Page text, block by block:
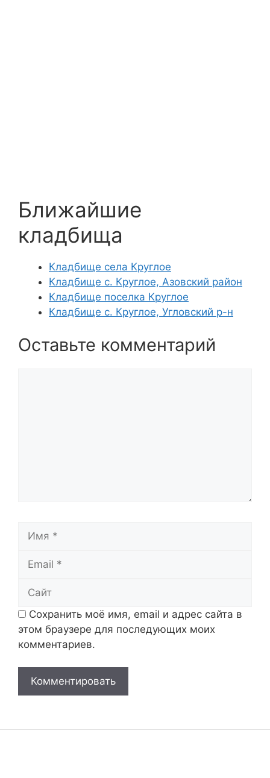
Ближайшие
кладбища
Кладбище села Круглое
Кладбище с. Круглое, Азовский район
Кладбище поселка Круглое
Кладбище с. Круглое, Угловский р-н
Оставьте комментарий
Сохранить моё имя, email и адрес сайта в
этом браузере для последующих моих
комментариев.